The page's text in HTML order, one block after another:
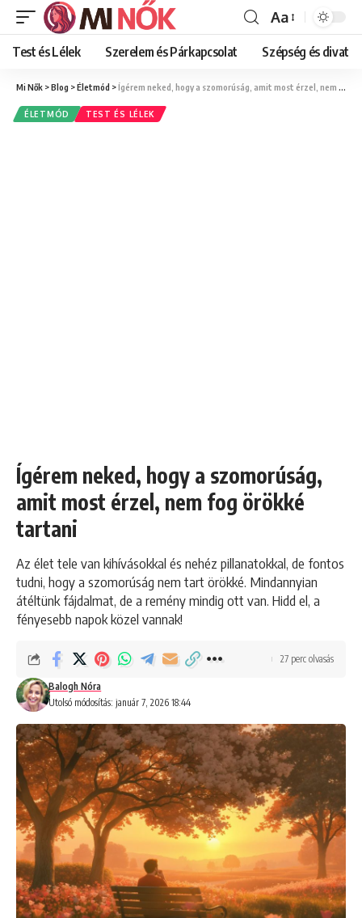
Font
Resizer
Aa
Test és Lélek Szerelem és Párkapcsolat Szépség és divat
Mi Nők >Blog >Életmód >Ígérem neked, hogy a szomorúság, amit most érzel, nem fog örökké tartani
ÉLETMÓD TEST ÉS LÉLEK
Ígérem neked, hogy a szomorúság,
amit most érzel, nem fog örökké
tartani
Az élet tele van kihívásokkal és nehéz pillanatokkal, de fontos
tudni, hogy a szomorúság nem tart örökké. Mindannyian
átéltünk fájdalmat, de a remény mindig ott van. Hidd el, a
fényesebb napok közel vannak!
Utolsó módosítás: január 7, 2026 18:44
Balogh Nóra
27 perc olvasás